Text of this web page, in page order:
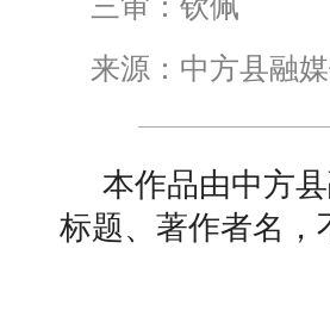
来源：中方县融
本作品由中方
标题、著作者名，